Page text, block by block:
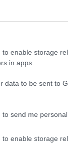
to enable storage
in apps.
data to be sent to
send me
enable storage
η πιο
στα